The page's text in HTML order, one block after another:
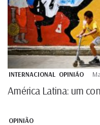
INTERNACIONAL OPINIÃO
América Latina: um
OPINIÃO